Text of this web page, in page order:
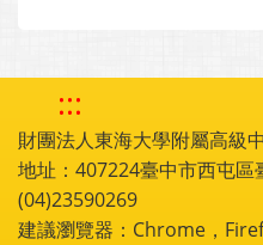
:::
財團法人東海大學附屬高級
地址：407224臺中市西屯區
(04)23590269
建議瀏覽器：Chrome，